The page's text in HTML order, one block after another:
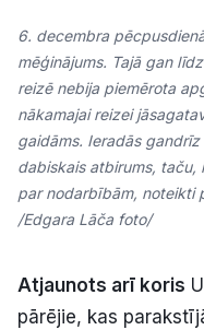
6. decembra
mēģinājums. Tajā gan
reizē nebija piemērota
nākamajai reizei
gaidāms. Ieradās
dabiskais atbirums,
par nodarbībām, noteikti
/Edgara Lāča foto/
Atjaunots arī koris
pārējie, kas